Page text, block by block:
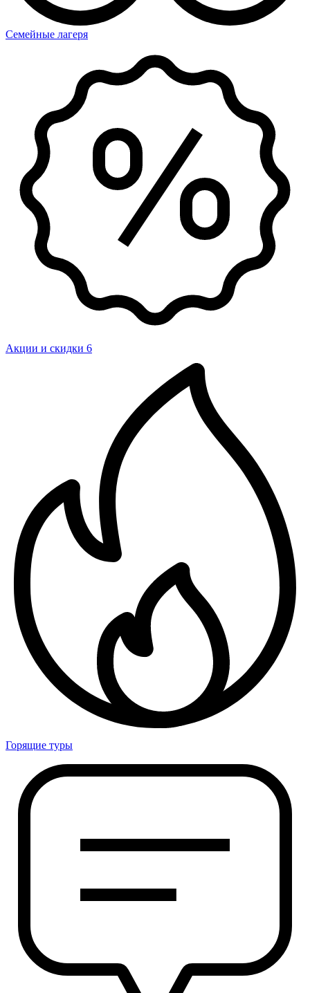
Семейные лагеря
Акции и скидки 6
Горящие туры